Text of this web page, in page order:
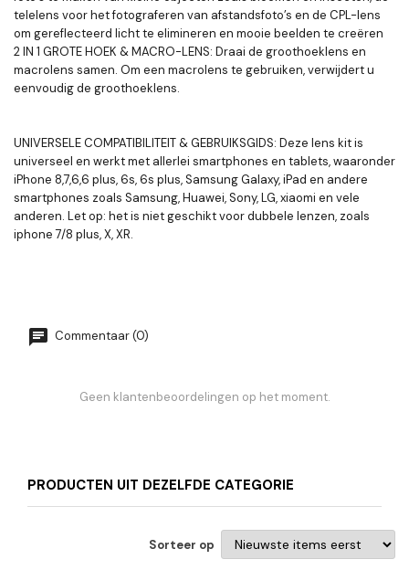
telelens voor het fotograferen van afstandsfoto’s en de CPL-lens
om gereflecteerd licht te elimineren en mooie beelden te creëren
2 IN 1 GROTE HOEK & MACRO-LENS: Draai de groothoeklens en
macrolens samen. Om een macrolens te gebruiken, verwijdert u
eenvoudig de groothoeklens.
UNIVERSELE COMPATIBILITEIT & GEBRUIKSGIDS: Deze lens kit is
universeel en werkt met allerlei smartphones en tablets, waaronder
iPhone 8,7,6,6 plus, 6s, 6s plus, Samsung Galaxy, iPad en andere
smartphones zoals Samsung, Huawei, Sony, LG, xiaomi en vele
anderen. Let op: het is niet geschikt voor dubbele lenzen, zoals
iphone 7/8 plus, X, XR.
Commentaar (0)
Geen klantenbeoordelingen op het moment.
PRODUCTEN UIT DEZELFDE CATEGORIE
Sorteer op